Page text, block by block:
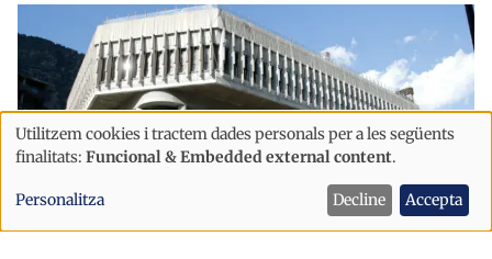
Ús
de
dades
Utilitzem cookies i tractem dades personals per a les següents
finalitats: Funcional & Embedded external content.
Personalitza Decline Accepta